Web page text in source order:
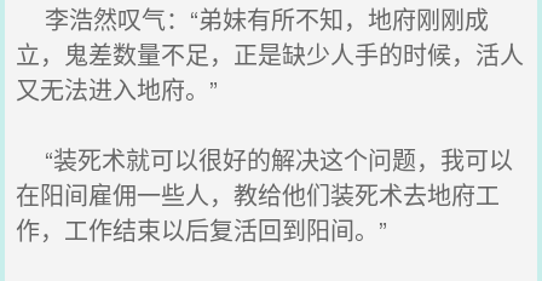
李浩然叹气：“弟妹有所不知，地府刚刚成
立，鬼差数量不足，正是缺少人手的时候，活人
又无法进入地府。”
“装死术就可以很好的解决这个问题，我可以
在阳间雇佣一些人，教给他们装死术去地府工
作，工作结束以后复活回到阳间。”